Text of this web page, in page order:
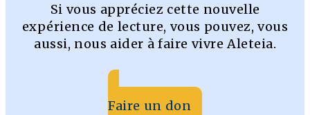
Si vous appréciez cette nouvelle
expérience de lecture, vous pouvez, vous
aussi, nous aider à faire vivre Aleteia.
Faire un don